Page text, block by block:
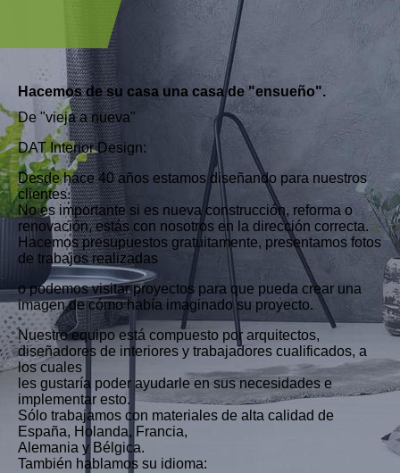
Hacemos de su casa una casa de "ensueño".
De "vieja a nueva"
DAT Interior Design:
Desde hace 40 años estamos diseñando para nuestros
clientes.
No es importante si es nueva construcción, reforma o
renovación, estás con nosotros en la dirección correcta.
Hacemos presupuestos gratuitamente, presentamos fotos
de trabajos realizadas
o podemos visitar proyectos para que pueda crear una
imagen de cómo había imaginado su proyecto.
Nuestro equipo está compuesto por arquitectos,
diseñadores de interiores y trabajadores cualificados, a
los cuales
les gustaría poder ayudarle en sus necesidades e
implementar esto.
Sólo trabajamos con materiales de alta calidad de
España, Holanda, Francia,
Alemania y Bélgica.
También hablamos su idioma: